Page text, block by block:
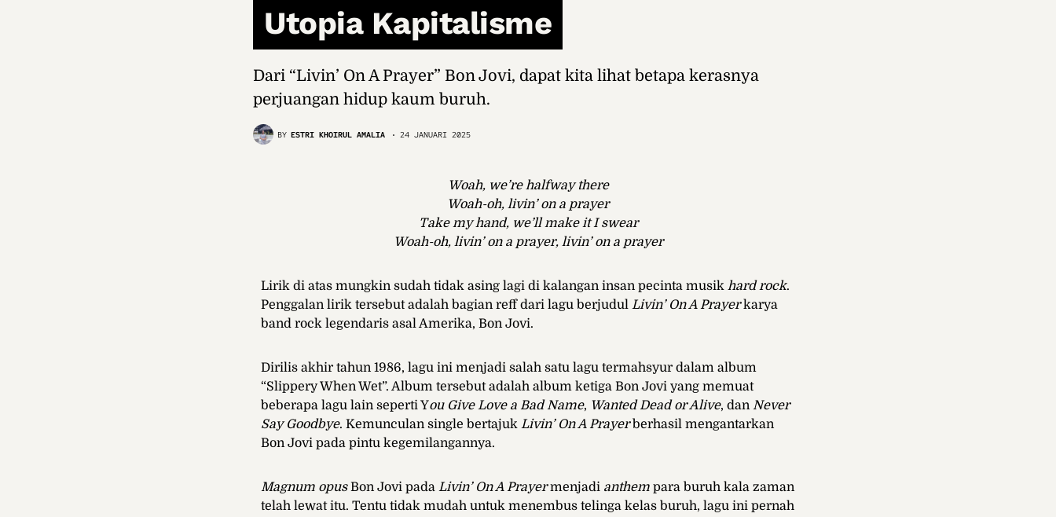
Utopia Kapitalisme
Dari “Livin’ On A Prayer” Bon Jovi, dapat kita lihat betapa kerasnya
perjuangan hidup kaum buruh.
BY ESTRI KHOIRUL AMALIA 24 JANUARI 2025
Woah, we’re halfway there
Woah-oh, livin’ on a prayer
Take my hand, we’ll make it I swear
Woah-oh, livin’ on a prayer, livin’ on a prayer
Lirik di atas mungkin sudah tidak asing lagi di kalangan insan pecinta musik hard rock.
Penggalan lirik tersebut adalah bagian reff dari lagu berjudul Livin’ On A Prayerkarya
band rock legendaris asal Amerika, Bon Jovi.
Dirilis akhir tahun 1986, lagu ini menjadi salah satu lagu termahsyur dalam album
“Slippery When Wet”. Album tersebut adalah album ketiga Bon Jovi yang memuat
beberapa lagu lain seperti You Give Love a Bad Name, Wanted Dead or Alive, dan Never
Say Goodbye. Kemunculan single bertajuk Livin’ On A Prayerberhasil mengantarkan
Bon Jovi pada pintu kegemilangannya.
Magnum opusBon Jovi pada Livin’ On A Prayer menjadi anthem para buruh kala zaman
telah lewat itu. Tentu tidak mudah untuk menembus telinga kelas buruh, lagu ini pernah